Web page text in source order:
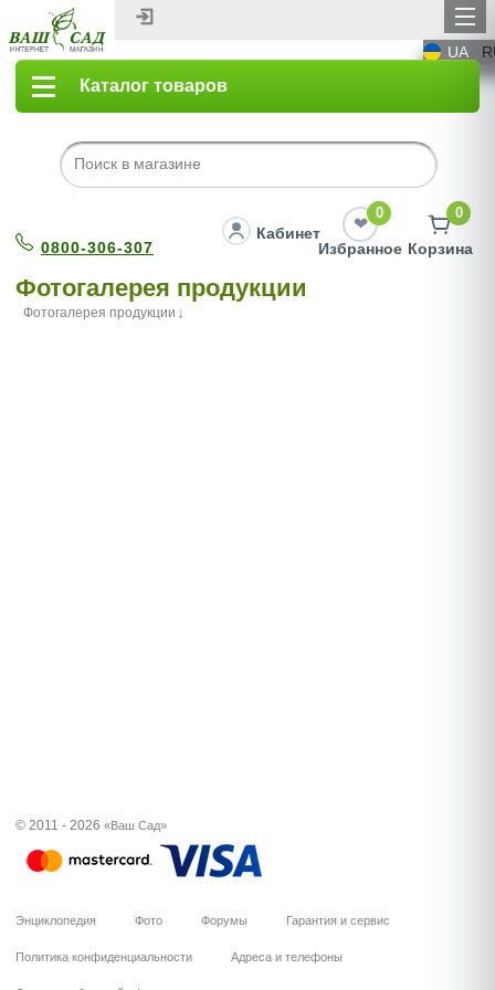
UA
Каталог товаров
0800-306-307
Кабинет
0
Избранное
0
Корзина
Фотогалерея продукции
Фотогалерея продукции
© 2011 - 2026 «Ваш Сад»
Энциклопедия Фото Форумы Гарантия и сервис
Политика конфиденциальности Адреса и телефоны